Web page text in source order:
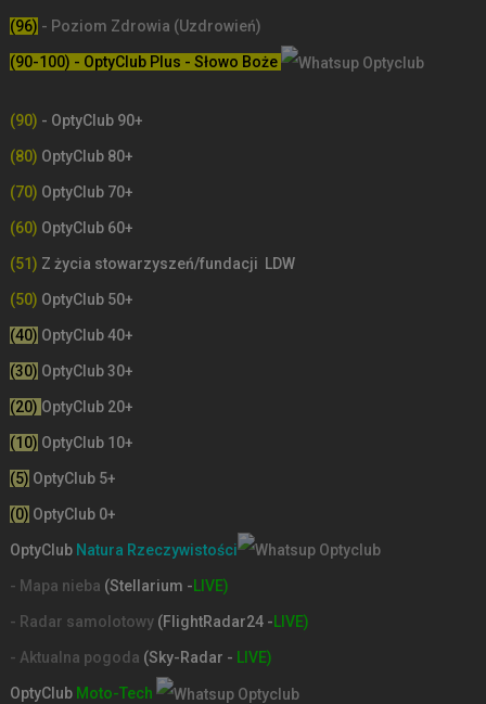
(96) - Poziom Zdrowia (Uzdrowień)
(90-100) - OptyClub Plus - Słowo Boże
(90) - OptyClub 90+
(80) OptyClub 80+
(70) OptyClub 70+
(60) OptyClub 60+
(51) Z życia stowarzyszeń/fundacji LDW
(50) OptyClub 50+
(40) OptyClub 40+
(30) OptyClub 30+
(20) OptyClub 20+
(10) OptyClub 10+
(5) OptyClub 5+
(0) OptyClub 0+
OptyClub Natura Rzeczywistości
- Mapa nieba (Stellarium -LIVE)
- Radar samolotowy (FlightRadar24 -LIVE)
- Aktualna pogoda (Sky-Radar - LIVE)
OptyClub Moto-Tech